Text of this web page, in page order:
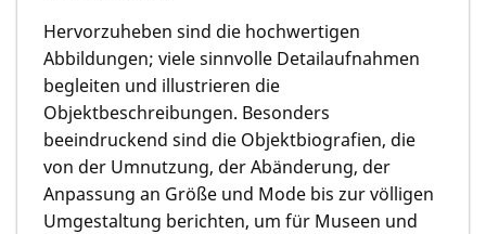
Hervorzuheben sind die hochwertigen
Abbildungen; viele sinnvolle Detailaufnahmen
begleiten und illustrieren die
Objektbeschreibungen. Besonders
beeindruckend sind die Objektbiografien, die
von der Umnutzung, der Abänderung, der
Anpassung an Größe und Mode bis zur völligen
Umgestaltung berichten, um für Museen und